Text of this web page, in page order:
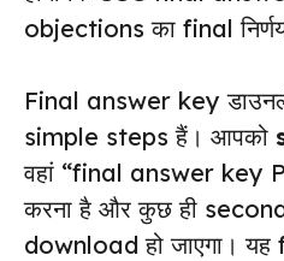
objections का final निर्णय
Final answer key
simple steps हैं। आपको
वहां “final answer key
करना है और कुछ ही
download हो जाएगा।